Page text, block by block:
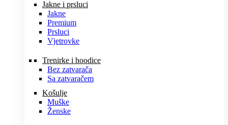
Jakne i prsluci
Jakne
Premium
Prsluci
Vjetrovke
Trenirke i hoodice
Bez zatvarača
Sa zatvaračem
Košulje
Muške
Ženske